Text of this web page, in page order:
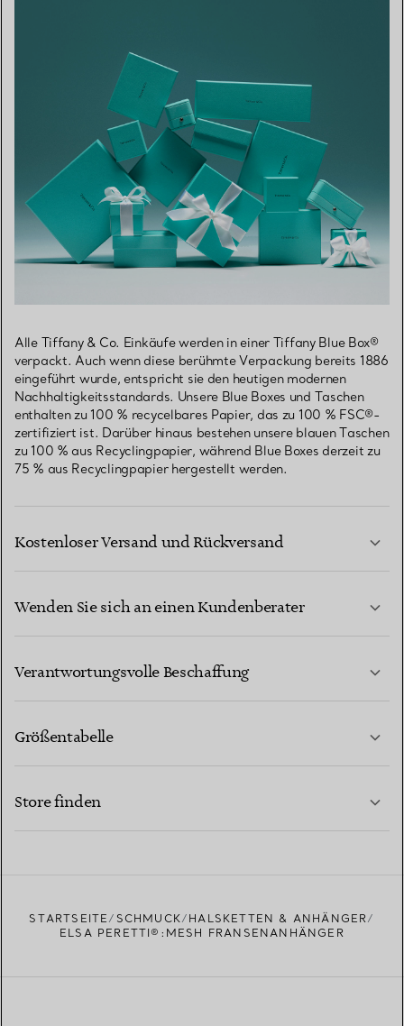
Alle Tiffany & Co. Einkäufe werden in einer Tiffany Blue Box®
verpackt. Auch wenn diese berühmte Verpackung bereits 1886
eingeführt wurde, entspricht sie den heutigen modernen
Nachhaltigkeitsstandards. Unsere Blue Boxes und Taschen
enthalten zu 100 % recycelbares Papier, das zu 100 % FSC®-
zertifiziert ist. Darüber hinaus bestehen unsere blauen Taschen
zu 100 % aus Recyclingpapier, während Blue Boxes derzeit zu
75 % aus Recyclingpapier hergestellt werden.
Kostenloser Versand und Rückversand
Wenden Sie sich an einen Kundenberater
Verantwortungsvolle Beschaffung
Größentabelle
Store finden
STARTSEITE SCHMUCK
HALSKETTEN & ANHÄNGER
ELSA PERETTI®:MESH FRANSENANHÄNGER